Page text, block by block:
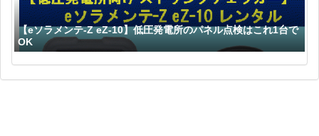
【eソラメンテ-Z eZ-10】低圧発電所のパネル点検はこれ1台で
OK